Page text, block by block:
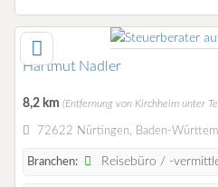
Hartmut Nadler
8,2 km (Entfernung von Kirchheim unter
72622 Nürtingen, Baden-
Branchen: Reisebüro / -